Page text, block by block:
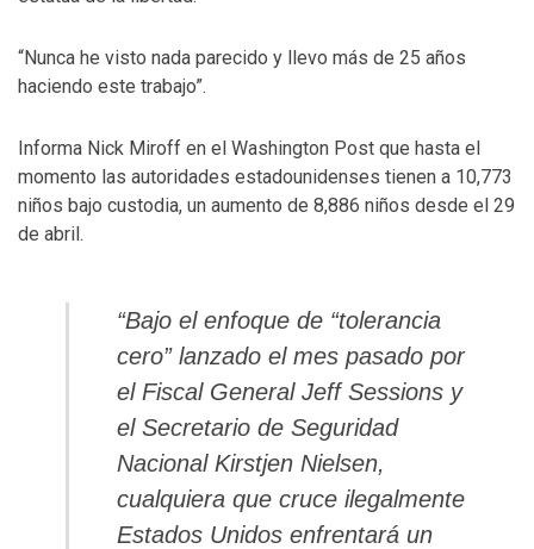
“Nunca he visto nada parecido y llevo más de 25 años
haciendo este trabajo”.
Informa Nick Miroff en el Washington Post que hasta el
momento las autoridades estadounidenses tienen a 10,773
niños bajo custodia, un aumento de 8,886 niños desde el 29
de abril.
“Bajo el enfoque de “tolerancia
cero” lanzado el mes pasado por
el Fiscal General Jeff Sessions y
el Secretario de Seguridad
Nacional Kirstjen Nielsen,
cualquiera que cruce ilegalmente
Estados Unidos enfrentará un